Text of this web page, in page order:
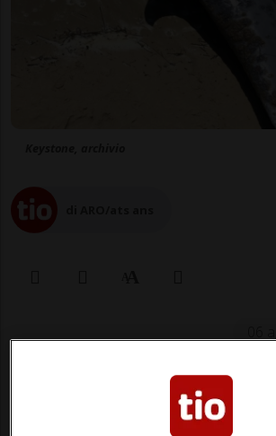
ROMA - «L'ipotesi principale
questa moria di delfini in